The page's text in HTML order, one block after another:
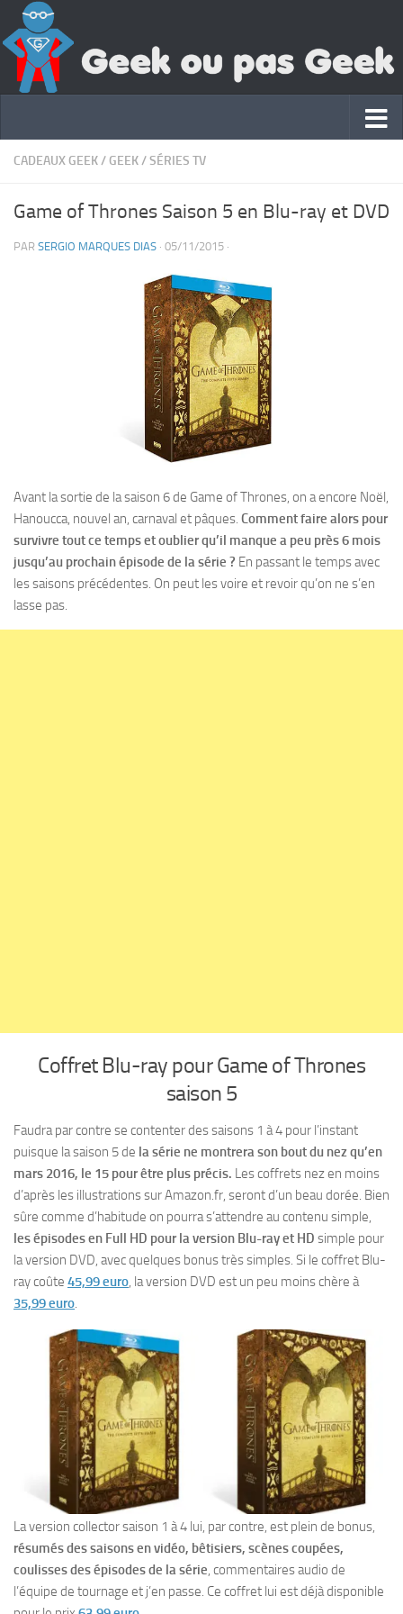
CADEAUX GEEK/ GEEK/SÉRIES TV
Game of Thrones Saison 5 en Blu-ray et DVD
PAR SERGIO MARQUES DIAS · 05/11/2015 ·
Avant la sortie de la saison 6 de Game of Thrones, on a encore Noël,
Hanoucca, nouvel an, carnaval et pâques. Comment faire alors pour
survivre tout ce temps et oublier qu’il manque a peu près 6 mois
jusqu’au prochain épisode de la série ? En passant le temps avec
les saisons précédentes. On peut les voire et revoir qu’on ne s’en
lasse pas.
Coffret Blu-ray pour Game of Thrones
saison 5
Faudra par contre se contenter des saisons 1 à 4 pour l’instant
puisque la saison 5 de la série ne montrera son bout du nez qu’en
mars 2016, le 15 pour être plus précis. Les coffrets nez en moins
d’après les illustrations sur Amazon.fr, seront d’un beau dorée. Bien
sûre comme d’habitude on pourra s’attendre au contenu simple,
les épisodes en Full HD pour la version Blu-ray et HD simple pour
la version DVD, avec quelques bonus très simples. Si le coffret Blu-
ray coûte 45,99 euro, la version DVD est un peu moins chère à
35,99 euro.
La version collector saison 1 à 4 lui, par contre, est plein de bonus,
résumés des saisons en vidéo, bêtisiers, scènes coupées,
coulisses des épisodes de la série, commentaires audio de
l’équipe de tournage et j’en passe. Ce coffret lui est déjà disponible